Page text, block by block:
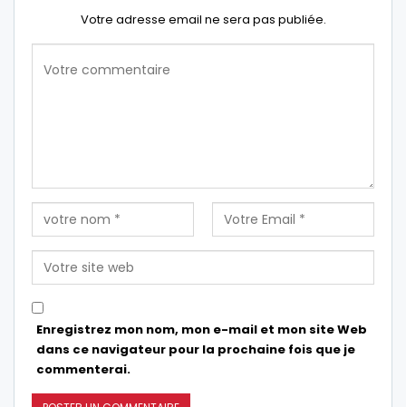
Votre adresse email ne sera pas publiée.
Enregistrez mon nom, mon e-mail et mon site Web
dans ce navigateur pour la prochaine fois que je
commenterai.